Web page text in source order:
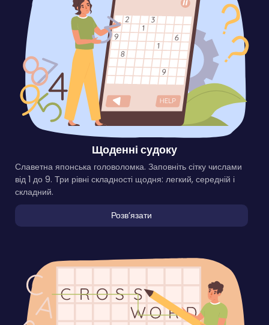
Щоденні судоку
Славетна японська головоломка. Заповніть сітку числами
від 1 до 9. Три рівні складності щодня: легкий, середній і
складний.
Розвʼязати